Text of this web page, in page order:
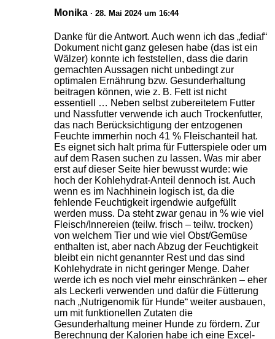
Monika · 28. Mai 2024 um 16:44
Danke für die Antwort. Auch wenn ich das „fediaf“
Dokument nicht ganz gelesen habe (das ist ein
Wälzer) konnte ich feststellen, dass die darin
gemachten Aussagen nicht unbedingt zur
optimalen Ernährung bzw. Gesunderhaltung
beitragen können, wie z. B. Fett ist nicht
essentiell … Neben selbst zubereitetem Futter
und Nassfutter verwende ich auch Trockenfutter,
das nach Berücksichtigung der entzogenen
Feuchte immerhin noch 41 % Fleischanteil hat.
Es eignet sich halt prima für Futterspiele oder um
auf dem Rasen suchen zu lassen. Was mir aber
erst auf dieser Seite hier bewusst wurde: wie
hoch der Kohlehydrat-Anteil dennoch ist. Auch
wenn es im Nachhinein logisch ist, da die
fehlende Feuchtigkeit irgendwie aufgefüllt
werden muss. Da steht zwar genau in % wie viel
Fleisch/Innereien (teilw. frisch – teilw. trocken)
von welchem Tier und wie viel Obst/Gemüse
enthalten ist, aber nach Abzug der Feuchtigkeit
bleibt ein nicht genannter Rest und das sind
Kohlehydrate in nicht geringer Menge. Daher
werde ich es noch viel mehr einschränken – eher
als Leckerli verwenden und dafür die Fütterung
nach „Nutrigenomik für Hunde“ weiter ausbauen,
um mit funktionellen Zutaten die
Gesunderhaltung meiner Hunde zu fördern. Zur
Berechnung der Kalorien habe ich eine Excel-